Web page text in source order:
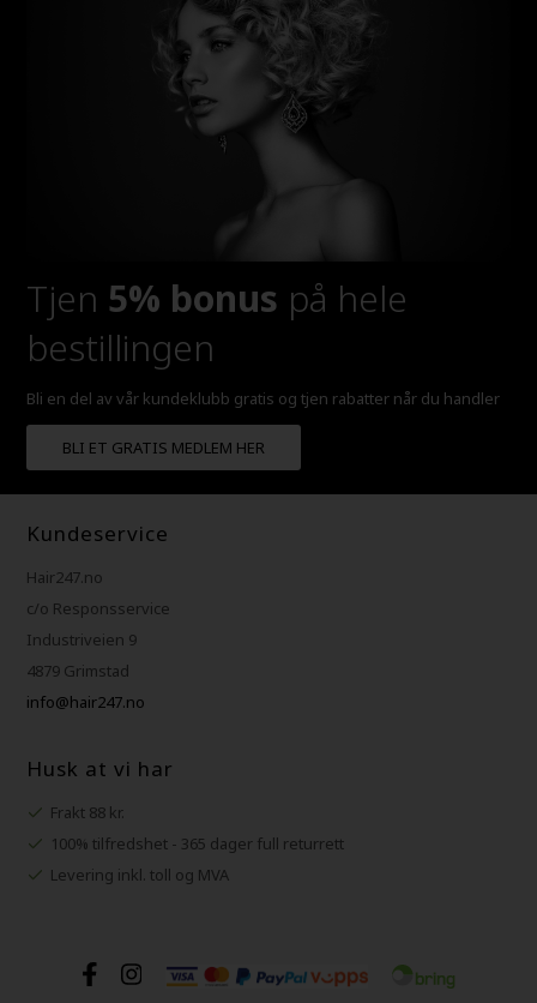
Tjen 5% bonus på hele
bestillingen
Bli en del av vår kundeklubb gratis og tjen rabatter når du handler
BLI ET GRATIS MEDLEM HER
Kundeservice
Hair247.no
c/o Responsservice
Industriveien 9
4879 Grimstad
info@hair247.no
Husk at vi har
Frakt 88 kr.
100% tilfredshet - 365 dager full returrett
Levering inkl. toll og MVA